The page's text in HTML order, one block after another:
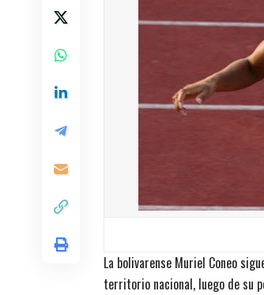
La bolivarense Muriel Coneo
territorio nacional, luego de su